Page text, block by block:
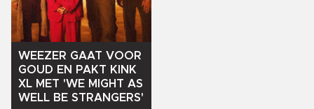
WEEZER GAAT VOOR
GOUD EN PAKT KINK
XL MET 'WE MIGHT AS
WELL BE STRANGERS'